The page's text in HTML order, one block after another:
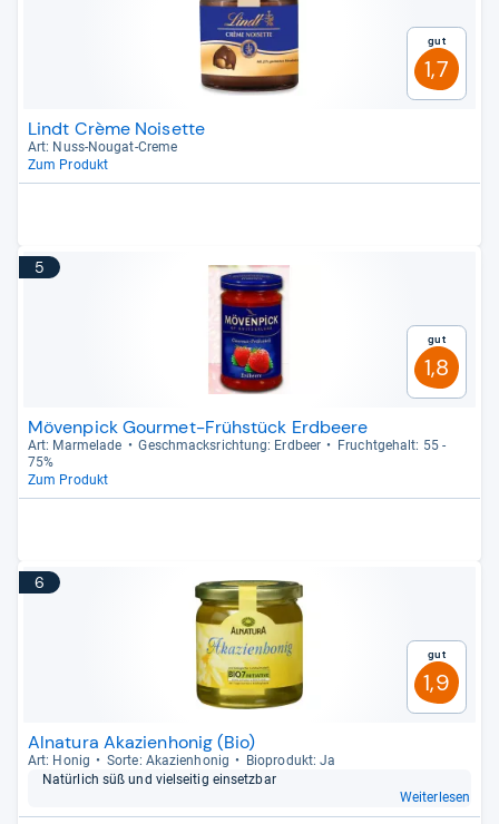
Gut
1,7
Lindt Crème Noisette
Art: Nuss-​Nou­gat-​Creme
Zum Produkt
5
Gut
1,8
Mövenpick Gourmet-Frühstück Erdbeere
Art: Mar­me­lade Geschmacks­rich­tung: Erd­beer
Frucht­ge­halt: 55 -​
75%
Zum Produkt
6
Gut
1,9
Alnatura Akazienhonig (Bio)
Art: Honig Sorte: Aka­zi­en­ho­nig
Bio­pro­dukt: Ja
Natür­lich süß und viel­sei­tig ein­setz­bar
Weiterlesen